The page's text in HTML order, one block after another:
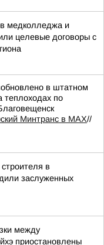
медколледжа и
целевые договоры с
в штатном
по
Минтранс в МАХ//
в
заслуженных
между
приостановлены